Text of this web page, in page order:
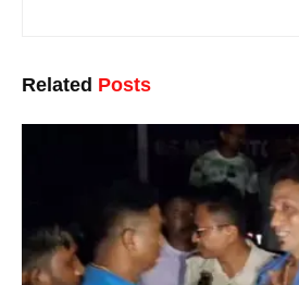
Related Posts